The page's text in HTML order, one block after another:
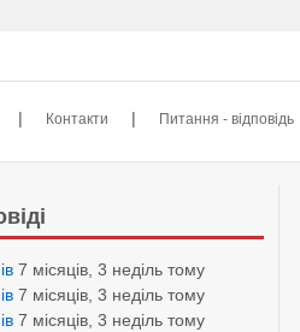
| Контакти | Питання - відповідь
7 місяців, 3 неділь тому
7 місяців, 3 неділь тому
7 місяців, 3 неділь тому